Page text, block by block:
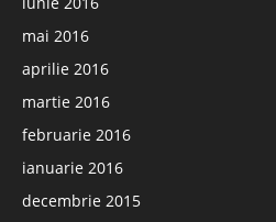
mai 2016
aprilie 2016
martie 2016
februarie 2016
ianuarie 2016
decembrie 2015